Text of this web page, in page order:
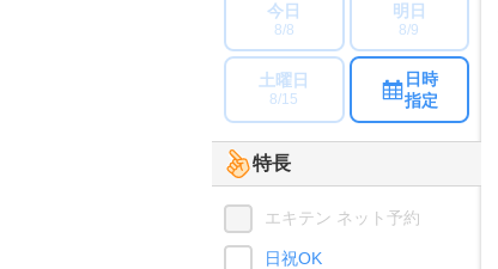
今日
8/8
明日
8/9
土曜日
8/15
日時
指定
特長
エキテン ネット予約
日祝OK